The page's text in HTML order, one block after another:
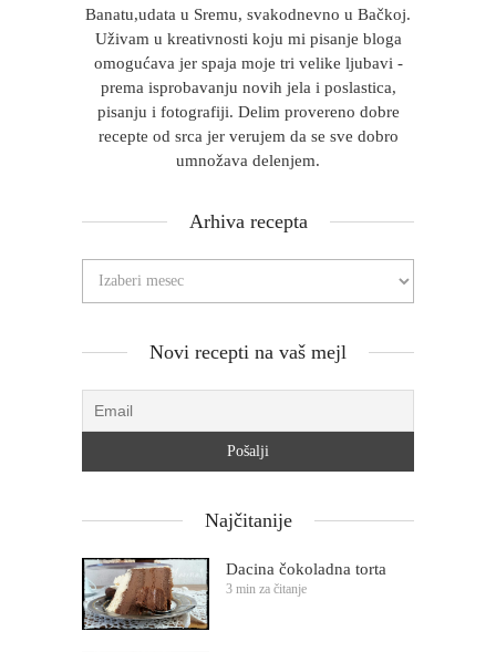
Banatu,udata u Sremu, svakodnevno u Bačkoj.
Uživam u kreativnosti koju mi pisanje bloga
omogućava jer spaja moje tri velike ljubavi -
prema isprobavanju novih jela i poslastica,
pisanju i fotografiji. Delim provereno dobre
recepte od srca jer verujem da se sve dobro
umnožava delenjem.
Arhiva recepta
Novi recepti na vaš mejl
Najčitanije
Dacina čokoladna torta
3 min za čitanje